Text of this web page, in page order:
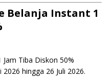
Belanja Instant 1
Tiba Diskon 50%
hingga 26 Juli 2026.